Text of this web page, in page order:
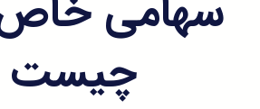
سهامی
چیست